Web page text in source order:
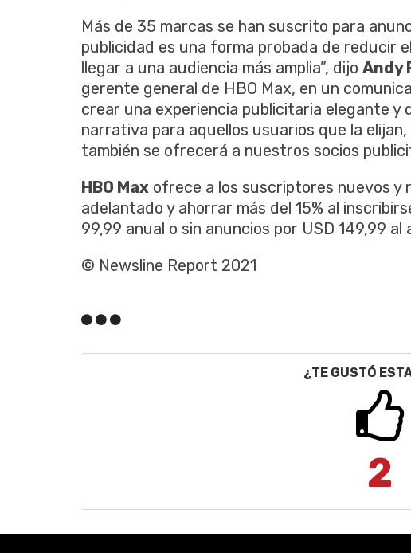
Más de 35 marcas se han suscrito para
publicidad es una forma probada de reducir
llegar a una audiencia más amplia”, dijo Andy
gerente general de HBO Max, en un
crear una experiencia publicitaria elegante y
narrativa para aquellos usuarios que la
también se ofrecerá a nuestros socios
HBO Max ofrece a los suscriptores nuevos y
adelantado y ahorrar más del 15% al
99,99 anual o sin anuncios por USD 149,99 al
© Newsline Report 2021
¿TE GUSTÓ
2